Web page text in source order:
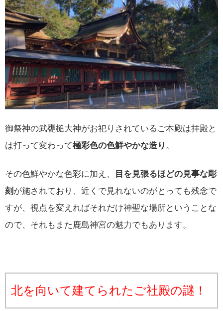
御祭神の武甕槌大神がお祀りされているご本殿は拝殿と
は打って変わって極彩色の色鮮やかな造り 。
その色鮮やかな色彩に加え、
目を見張るほどの見事な彫
刻 が施されており、近くで見れないのがとっても残念で
すが、視点を変えればそれだけ神聖な場所ということな
ので、それもまた鹿島神宮の魅力でもあります。
北を向いて建てられたご社殿の謎！